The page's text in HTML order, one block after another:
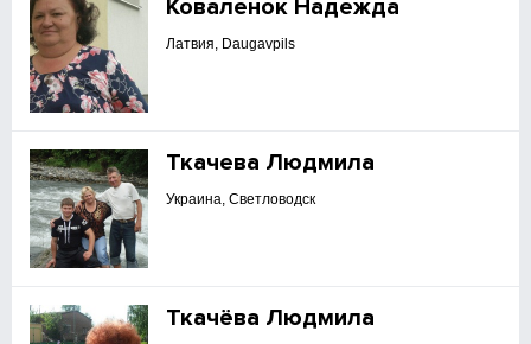
Коваленок Надежда
Латвия, Daugavpils
Ткачева Людмила
Украина, Светловодск
Ткачёва Людмила